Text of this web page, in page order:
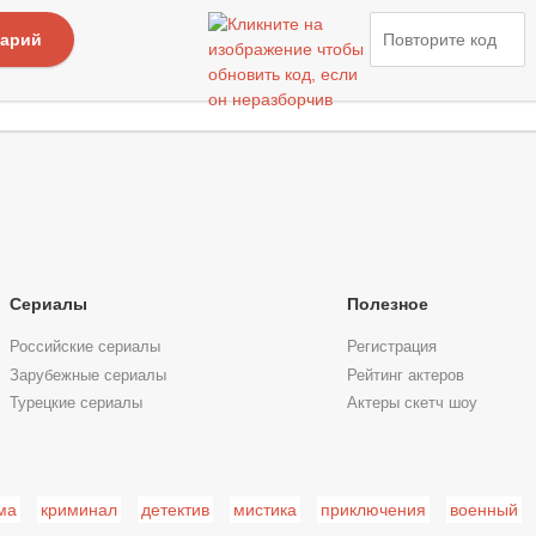
Сериалы
Российские сериалы
Зарубежные сериалы
Турецкие сериалы
Полезное
Регистрация
Рейтинг актеров
Актеры скетч шоу
криминал детектив мистика приключения военный